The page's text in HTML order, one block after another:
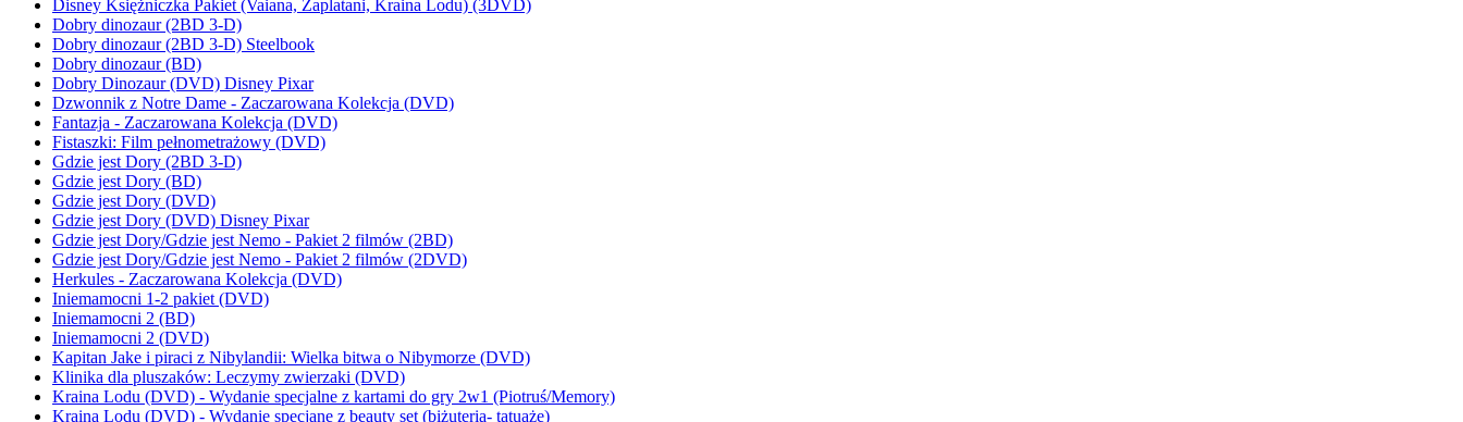
Disney Księżniczka Pakiet (Vaiana, Zaplatani, Kraina Lodu) (3DVD)
Dobry dinozaur (2BD 3-D)
Dobry dinozaur (2BD 3-D) Steelbook
Dobry dinozaur (BD)
Dobry Dinozaur (DVD) Disney Pixar
Dzwonnik z Notre Dame - Zaczarowana Kolekcja (DVD)
Fantazja - Zaczarowana Kolekcja (DVD)
Fistaszki: Film pełnometrażowy (DVD)
Gdzie jest Dory (2BD 3-D)
Gdzie jest Dory (BD)
Gdzie jest Dory (DVD)
Gdzie jest Dory (DVD) Disney Pixar
Gdzie jest Dory/Gdzie jest Nemo - Pakiet 2 filmów (2BD)
Gdzie jest Dory/Gdzie jest Nemo - Pakiet 2 filmów (2DVD)
Herkules - Zaczarowana Kolekcja (DVD)
Iniemamocni 1-2 pakiet (DVD)
Iniemamocni 2 (BD)
Iniemamocni 2 (DVD)
Kapitan Jake i piraci z Nibylandii: Wielka bitwa o Nibymorze (DVD)
Klinika dla pluszaków: Leczymy zwierzaki (DVD)
Kraina Lodu (DVD) - Wydanie specjalne z kartami do gry 2w1 (Piotruś/Memory)
Kraina Lodu (DVD) - Wydanie specjane z beauty set (biżuteria- tatuaże)